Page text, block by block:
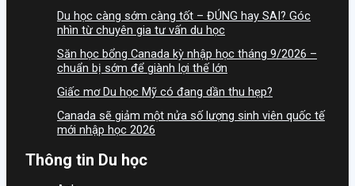
Du học càng sớm càng tốt – ĐÚNG hay SAI? Góc
nhìn từ chuyên gia tư vấn du học
Săn học bổng Canada kỳ nhập học tháng 9/2026 –
chuẩn bị sớm để giành lợi thế lớn
Giấc mơ Du học Mỹ có đang dần thu hẹp?
Canada sẽ giảm một nửa số lượng sinh viên quốc tế
mới nhập học 2026
Thông tin Du học